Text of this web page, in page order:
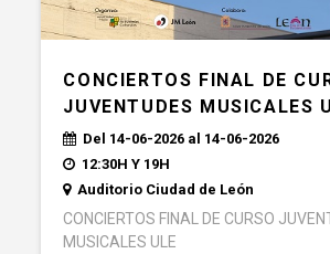
CONCIERTOS FINAL DE
JUVENTUDES MUSICALES
Del 14-06-2026 al 14-06-2026
12:30H Y 19H
Auditorio Ciudad de León
CONCIERTOS FINAL DE CURSO
MUSICALES ULE